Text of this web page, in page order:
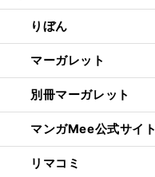
りぼん
マーガレット
別冊マーガレット
マンガMee公式サイト
リマコミ